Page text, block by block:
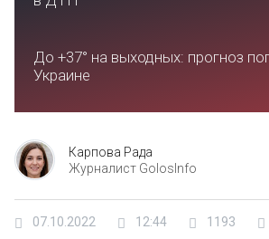
До +37° на выходных: прогноз
Украине
Карпова Рада
Журналист GolosInfo
07.10.2022 12:44 1193